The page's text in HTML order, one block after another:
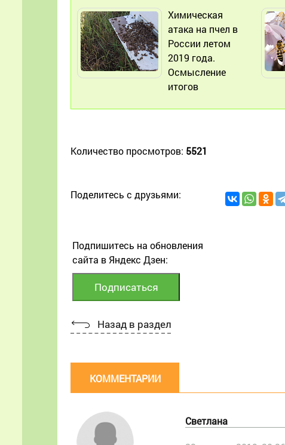
Химическая
атака на пчел в
России летом
2019 года.
Осмысление
итогов
Количество просмотров: 5521
Поделитесь с друзьями:
Подпишитесь на обновления
сайта в Яндекс Дзен:
Назад в раздел
КОММЕНТАРИИ
Светлана